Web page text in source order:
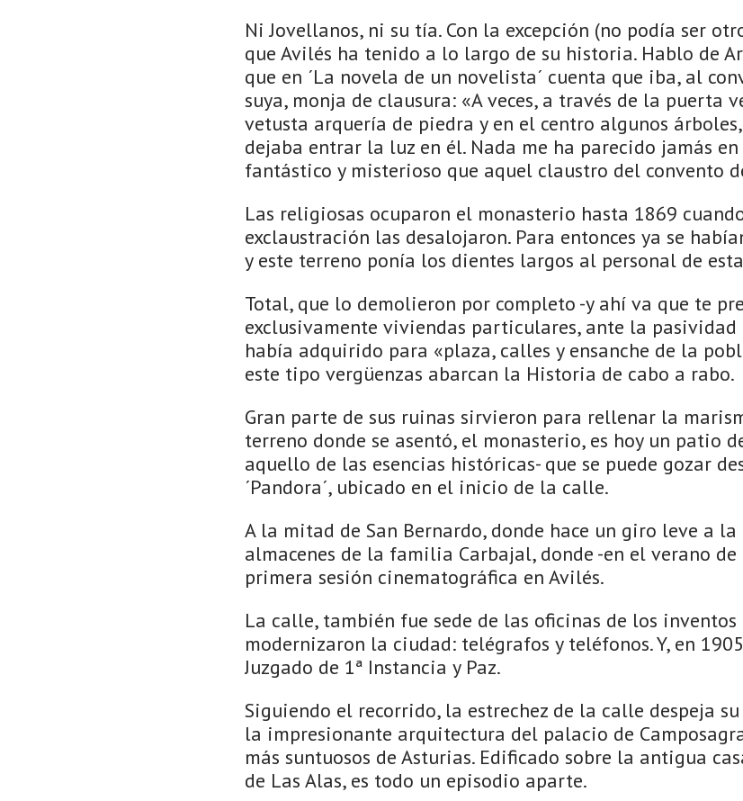
Ni Jovellanos, ni su tía. Con la excepción (no podía ser
que Avilés ha tenido a lo largo de su historia. Hablo de
que en ´La novela de un novelista´ cuenta que iba, al
suya, monja de clausura: «A veces, a través de la puerta
vetusta arquería de piedra y en el centro algunos
dejaba entrar la luz en él. Nada me ha parecido jamás
fantástico y misterioso que aquel claustro del convento
Las religiosas ocuparon el monasterio hasta 1869
exclaustración las desalojaron. Para entonces ya se
y este terreno ponía los dientes largos al personal de
Total, que lo demolieron por completo -y ahí va que te
exclusivamente viviendas particulares, ante la
había adquirido para «plaza, calles y ensanche de la
este tipo vergüenzas abarcan la Historia de cabo a rabo.
Gran parte de sus ruinas sirvieron para rellenar la
terreno donde se asentó, el monasterio, es hoy un patio
aquello de las esencias históricas- que se puede gozar
´Pandora´, ubicado en el inicio de la calle.
A la mitad de San Bernardo, donde hace un giro leve a
almacenes de la familia Carbajal, donde -en el verano
primera sesión cinematográfica en Avilés.
La calle, también fue sede de las oficinas de los inventos
modernizaron la ciudad: telégrafos y teléfonos. Y, en
Juzgado de 1ª Instancia y Paz.
Siguiendo el recorrido, la estrechez de la calle despeja
la impresionante arquitectura del palacio de
más suntuosos de Asturias. Edificado sobre la antigua
de Las Alas, es todo un episodio aparte.